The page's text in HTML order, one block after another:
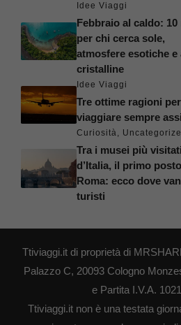
Idee Viaggi
Febbraio al caldo: 10
per chi cerca sole,
atmosfere esotiche e
cristalline
Idee Viaggi
Tre ottime ragioni per
viaggiare sempre
Curiosità,
Tra i musei più visitati
d’Italia, il primo
Roma: ecco dove
turisti
Ttiviaggi.it di proprietà di
Palazzo C, 20093 Cologno
e Partita I.V.A.
Ttiviaggi.it non è una testata